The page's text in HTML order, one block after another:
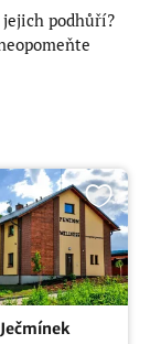
podhůří?